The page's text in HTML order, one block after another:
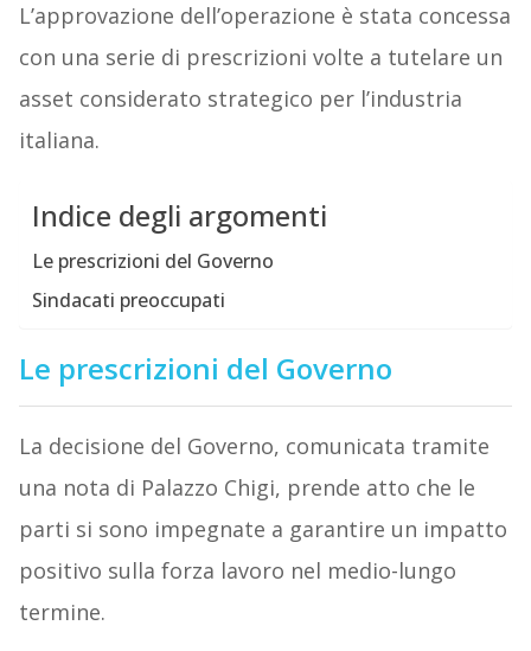
L’approvazione dell’operazione è stata concessa
con una serie di prescrizioni volte a tutelare un
asset considerato strategico per l’industria
italiana.
Indice degli argomenti
Le prescrizioni del Governo
Sindacati preoccupati
Le prescrizioni del Governo
La decisione del Governo, comunicata tramite
una nota di Palazzo Chigi, prende atto che le
parti si sono impegnate a garantire un impatto
positivo sulla forza lavoro nel medio-lungo
termine.